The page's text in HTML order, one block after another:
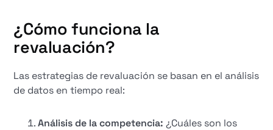
¿Cómo funciona la
revaluación?
Las estrategias de revaluación se basan en el análisis
de datos en tiempo real:
Análisis de la competencia: ¿Cuáles son los